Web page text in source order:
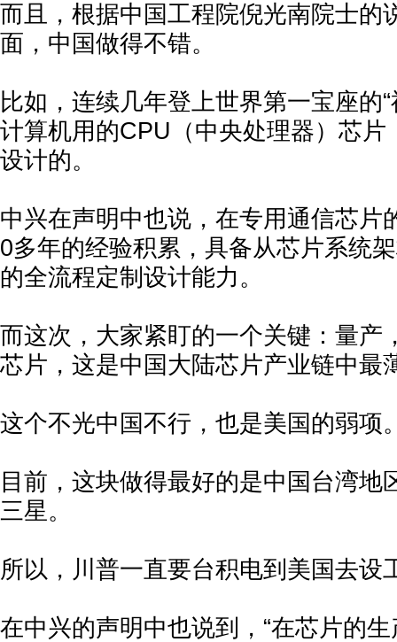
而且，根据中国工程院倪光南院士的
面，中国做得不错。
比如，连续几年登上世界第一宝座的“
计算机用的CPU（中央处理器）芯片
设计的。
中兴在声明中也说，在专用通信芯片
0多年的经验积累，具备从芯片系统
的全流程定制设计能力。
而这次，大家紧盯的一个关键：量产
芯片，这是中国大陆芯片产业链中最
这个不光中国不行，也是美国的弱项
目前，这块做得最好的是中国台湾地
三星。
所以，川普一直要台积电到美国去设
在中兴的声明中也说到，“在芯片的